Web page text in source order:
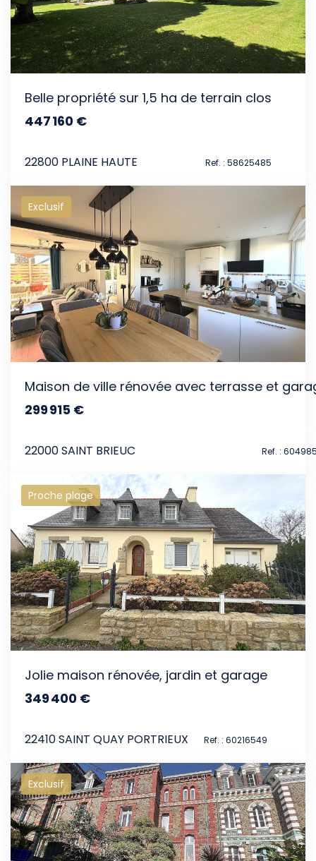
Belle propriété sur 1,5 ha de terrain clos
447 160 €
22800 PLAINE HAUTE Ref. : 58625485
Exclusif
Maison de ville rénovée avec terrasse et
299 915 €
22000 SAINT BRIEUC Ref. :
Proche plage
Jolie maison rénovée, jardin et garage
349 400 €
22410 SAINT QUAY PORTRIEUX Ref. : 60216549
Exclusif